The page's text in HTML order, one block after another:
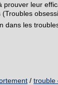
leur
dans les
/ trouble